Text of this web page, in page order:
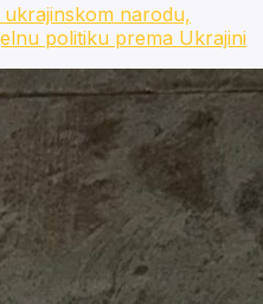
narodu,
politiku prema Ukrajini